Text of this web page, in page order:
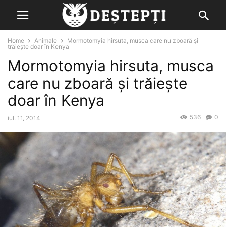
Home Animale
Mormotomyia hirsuta, musca care nu zboară și
trăiește doar în Kenya
Mormotomyia hirsuta, musca
care nu zboară și trăiește
doar în Kenya
iul. 11, 2014 0
536